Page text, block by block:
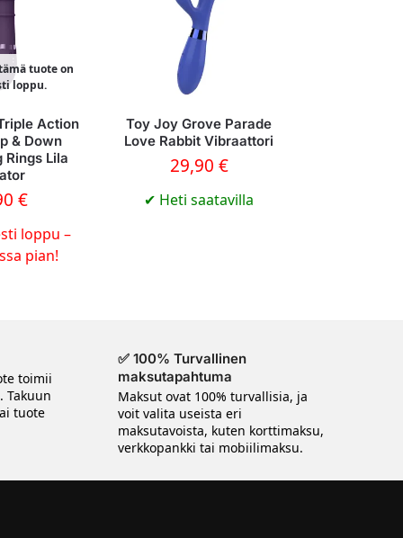
tuote on
loppu.
Action
& Down
Rings Lila
€
loppu –
pian!
Toy Joy Grove Parade
Love Rabbit Vibraattori
29,90 €
✔ Heti saatavilla
toimii
Takuun
tuote
✅ 100% Turvallinen
maksutapahtuma
Maksut ovat 100% turvallisia, ja
voit valita useista eri
maksutavoista, kuten korttimaksu,
verkkopankki tai mobiilimaksu.